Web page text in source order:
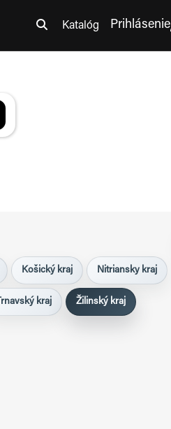
Katalóg Prihlásenie
Košický kraj Nitriansky kraj
Trnavský kraj Žilinský kraj